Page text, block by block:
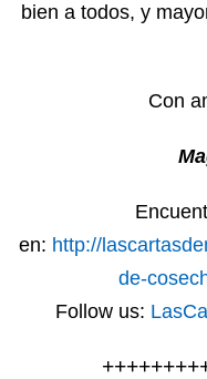
bien a todos, y
Con
en: http://
de-
Follow us: